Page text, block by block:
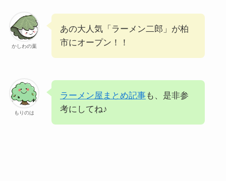
かしわの葉
あの大人気「ラーメン二郎」が柏
市にオープン！！
もりのは
ラーメン屋まとめ記事も、是非参
考にしてね♪